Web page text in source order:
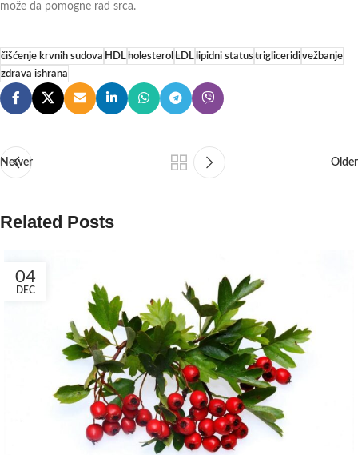
može da pomogne rad srca.
čišćenje krvnih sudova HDLholesterol LDLlipidni statustrigliceridivežbanje
zdrava ishrana
Newer Older
Related Posts
04
DEC